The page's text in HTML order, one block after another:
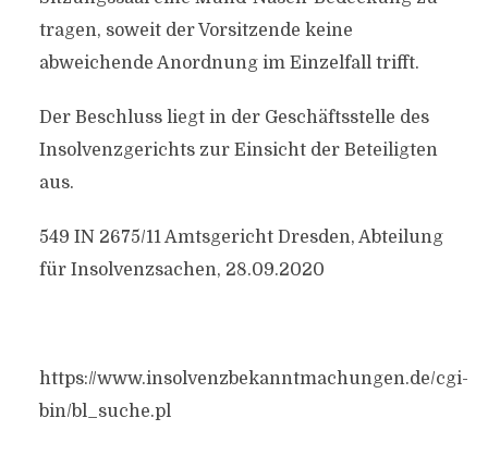
tragen, soweit der Vorsitzende keine
abweichende Anordnung im Einzelfall trifft.
Der Beschluss liegt in der Geschäftsstelle des
Insolvenzgerichts zur Einsicht der Beteiligten
aus.
549 IN 2675/11 Amtsgericht Dresden, Abteilung
für Insolvenzsachen, 28.09.2020
https://www.insolvenzbekanntmachungen.de/cgi-
bin/bl_suche.pl